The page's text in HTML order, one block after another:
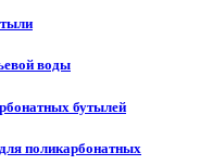
воды
бутылей
поликарбонатных